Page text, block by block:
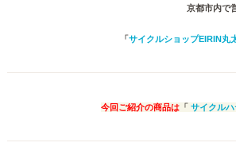
京都市内で
「サイクルショップEIRIN丸
今回ご紹介の商品は 「 サイクルハ